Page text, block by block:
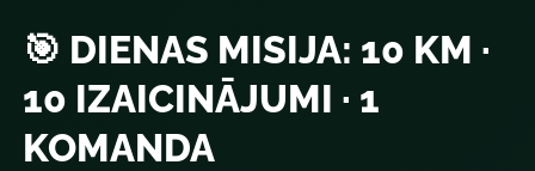
🎯 DIENAS MISIJA: 10 KM ·
10 IZAICINĀJUMI · 1
KOMANDA